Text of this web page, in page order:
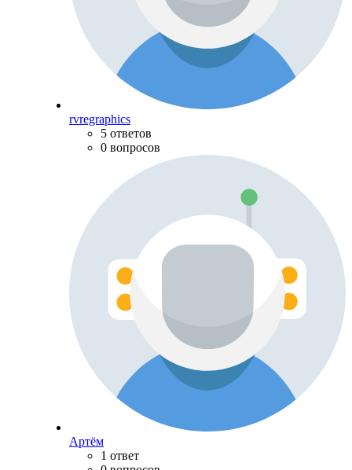
rvregraphics
5 ответов
0 вопросов
Артём
1 ответ